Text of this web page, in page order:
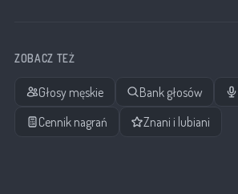
ZOBACZ TEŻ
Głosy męskie Bank głosów
Cennik nagrań
Znani i lubiani